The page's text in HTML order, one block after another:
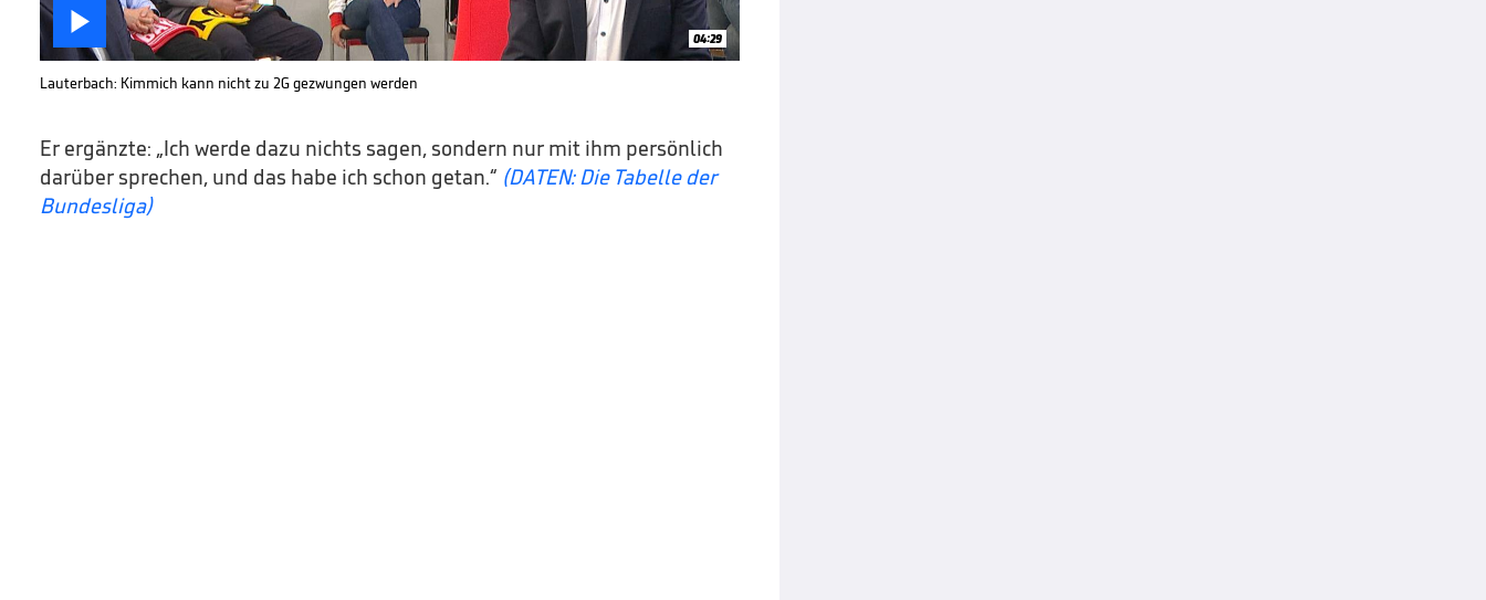
 04:29
Lauterbach: Kimmich kann nicht zu 2G gezwungen werden
Er ergänzte: „Ich werde dazu nichts sagen, sondern nur mit ihm persönlich
darüber sprechen, und das habe ich schon getan.“ (DATEN: Die Tabelle der
Bundesliga)